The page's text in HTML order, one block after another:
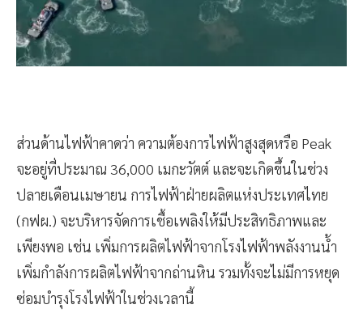
ส่วนด้านไฟฟ้าคาดว่า ความต้องการไฟฟ้าสูงสุดหรือ Peak
จะอยู่ที่ประมาณ 36,000 เมกะวัตต์ และจะเกิดขึ้นในช่วง
ปลายเดือนเมษายน การไฟฟ้าฝ่ายผลิตแห่งประเทศไทย
(กฟผ.) จะบริหารจัดการเชื้อเพลิงให้มีประสิทธิภาพและ
เพียงพอ เช่น เพิ่มการผลิตไฟฟ้าจากโรงไฟฟ้าพลังงานน้ำ
เพิ่มกำลังการผลิตไฟฟ้าจากถ่านหิน รวมทั้งจะไม่มีการหยุด
ซ่อมบำรุงโรงไฟฟ้าในช่วงเวลานี้